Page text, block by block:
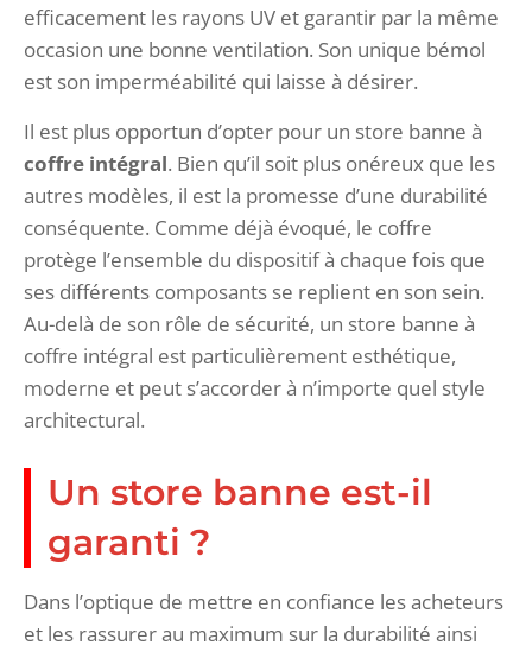
efficacement les rayons UV et garantir par la même
occasion une bonne ventilation. Son unique bémol
est son imperméabilité qui laisse à désirer.
Il est plus opportun d’opter pour un store banne à
coffre intégral. Bien qu’il soit plus onéreux que les
autres modèles, il est la promesse d’une durabilité
conséquente. Comme déjà évoqué, le coffre
protège l’ensemble du dispositif à chaque fois que
ses différents composants se replient en son sein.
Au-delà de son rôle de sécurité, un store banne à
coffre intégral est particulièrement esthétique,
moderne et peut s’accorder à n’importe quel style
architectural.
Un store banne est-il
garanti ?
Dans l’optique de mettre en confiance les acheteurs
et les rassurer au maximum sur la durabilité ainsi